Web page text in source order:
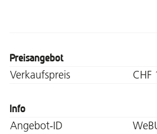
Preisangebot
Verkaufspreis CHF
Info
Angebot-ID